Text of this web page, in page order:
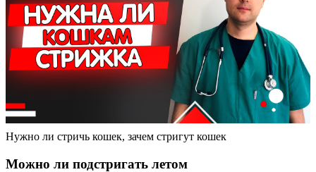
Нужно ли стричь кошек, зачем стригут кошек
Можно ли подстригать летом